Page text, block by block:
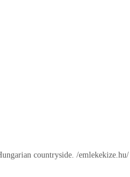
countryside. /emlekekize.hu/